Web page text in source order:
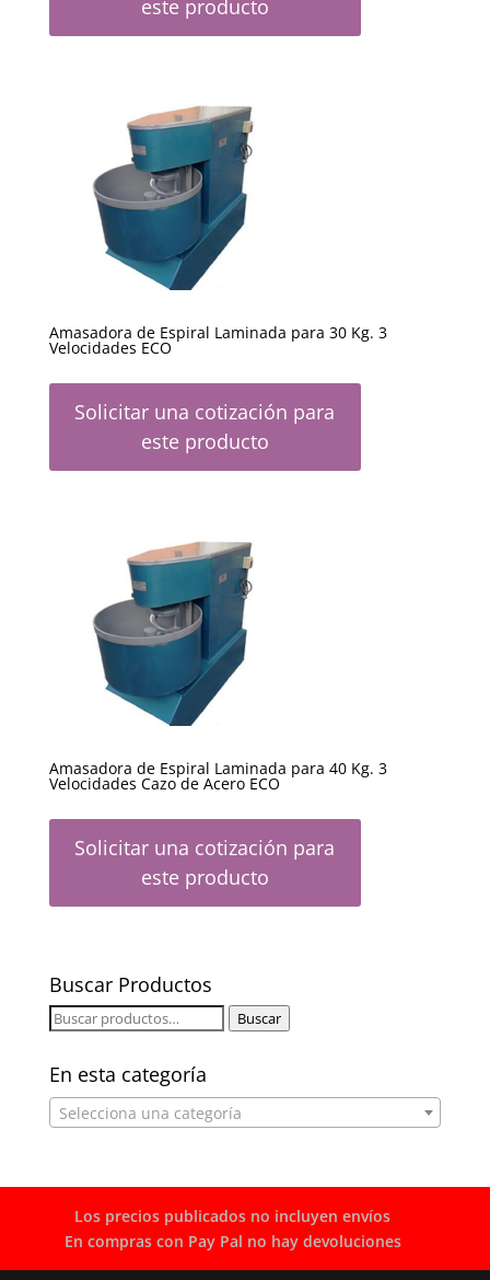
este producto
Amasadora de Espiral Laminada para 30 Kg. 3
Velocidades ECO
Solicitar una cotización para
este producto
Amasadora de Espiral Laminada para 40 Kg. 3
Velocidades Cazo de Acero ECO
Solicitar una cotización para
este producto
Buscar Productos
Buscar
Buscar
En esta categoría
Selecciona una categoría
Los precios publicados no incluyen envíos
En compras con Pay Pal no hay devoluciones